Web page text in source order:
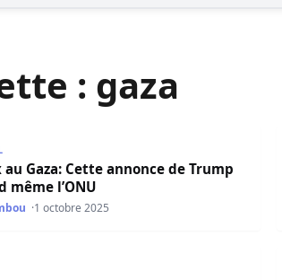
: gaza
Gaza: Cette annonce de Trump
même l’ONU
1 octobre 2025